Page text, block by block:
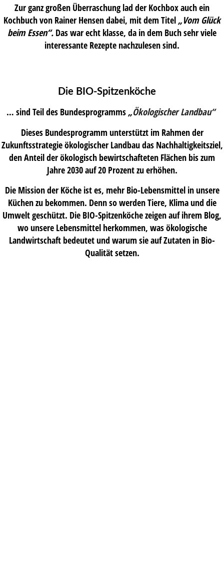
Zur ganz großen Überraschung lad der Kochbox auch ein
Kochbuch von Rainer Hensen dabei, mit dem Titel „Vom Glück
beim Essen“. Das war echt klasse, da in dem Buch sehr viele
interessante Rezepte nachzulesen sind.
Die BIO-Spitzenköche
… sind Teil des Bundesprogramms „Ökologischer Landbau“
Dieses Bundesprogramm unterstützt im Rahmen der
Zukunftsstrategie ökologischer Landbau das Nachhaltigkeitsziel,
den Anteil der ökologisch bewirtschafteten Flächen bis zum
Jahre 2030 auf 20 Prozent zu erhöhen.
Die Mission der Köche ist es, mehr Bio-Lebensmittel in unsere
Küchen zu bekommen. Denn so werden Tiere, Klima und die
Umwelt geschützt. Die BIO-Spitzenköche zeigen auf ihrem Blog,
wo unsere Lebensmittel herkommen, was ökologische
Landwirtschaft bedeutet und warum sie auf Zutaten in Bio-
Qualität setzen.